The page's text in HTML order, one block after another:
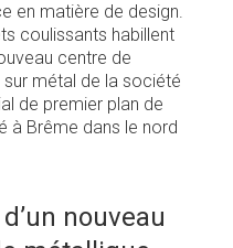
en matière de design.
coulissants habillent
centre de
métal de la société
de premier plan de
à Brême dans le nord
nouveau